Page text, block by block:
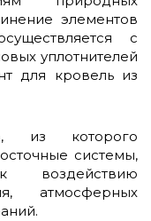
элементов
с
уплотнителей
для кровель из
из которого
системы,
атмосферных